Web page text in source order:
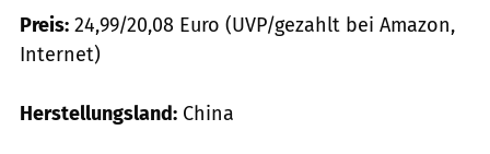
Preis: 24,99/20,08 Euro (UVP/gezahlt bei Amazon,
Internet)
Herstellungsland: China